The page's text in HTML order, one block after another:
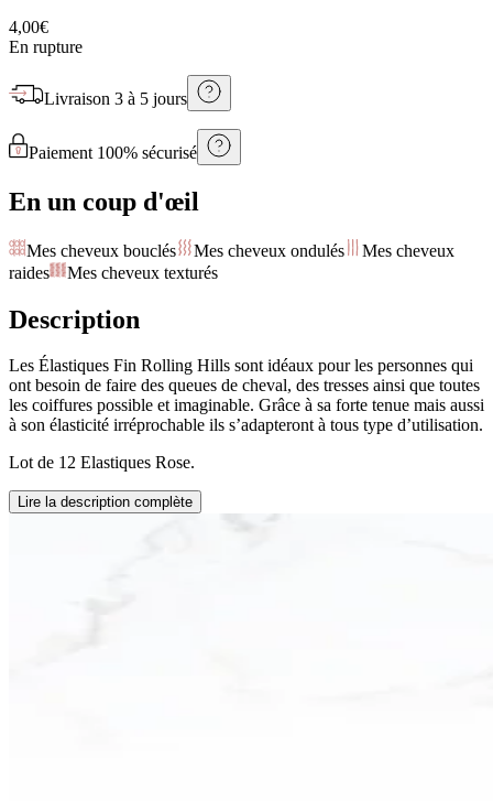
4,00€
En rupture
Livraison 3 à 5 jours
Paiement 100% sécurisé
En un coup d'œil
Mes cheveux bouclés Mes cheveux ondulés
Mes cheveux
raides
Mes cheveux texturés
Description
Les Élastiques Fin Rolling Hills sont idéaux pour les personnes qui
ont besoin de faire des queues de cheval, des tresses ainsi que toutes
les coiffures possible et imaginable. Grâce à sa forte tenue mais aussi
à son élasticité irréprochable ils s’adapteront à tous type d’utilisation.
Lot de 12 Elastiques Rose.
Lire la description complète